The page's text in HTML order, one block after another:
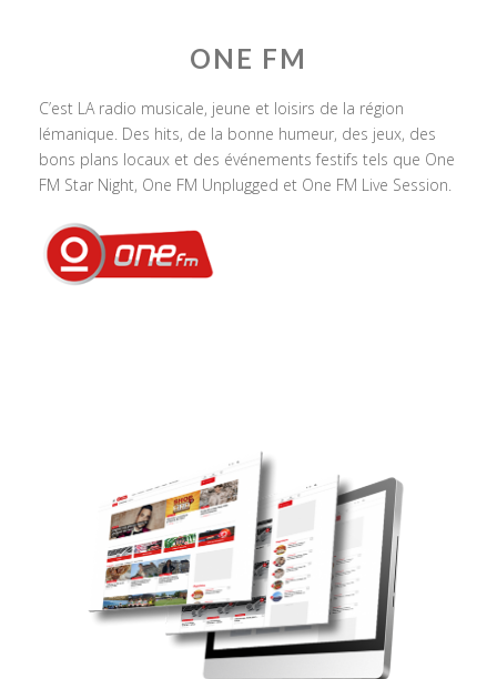
ONE FM
C’est LA radio musicale, jeune et loisirs de la région
lémanique. Des hits, de la bonne humeur, des jeux, des
bons plans locaux et des événements festifs tels que One
FM Star Night, One FM Unplugged et One FM Live Session.